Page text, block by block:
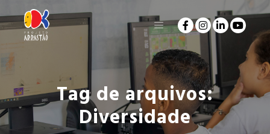
Tag de arquivos:
Diversidade